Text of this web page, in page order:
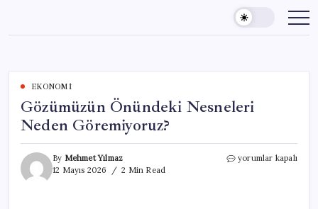
content
EKONOMI
Gözümüzün Önündeki Nesneleri
Neden Göremiyoruz?
By Mehmet Yılmaz
12 Mayıs 2026
2 Min Read
Gözümüzün
yorumlar kapalı